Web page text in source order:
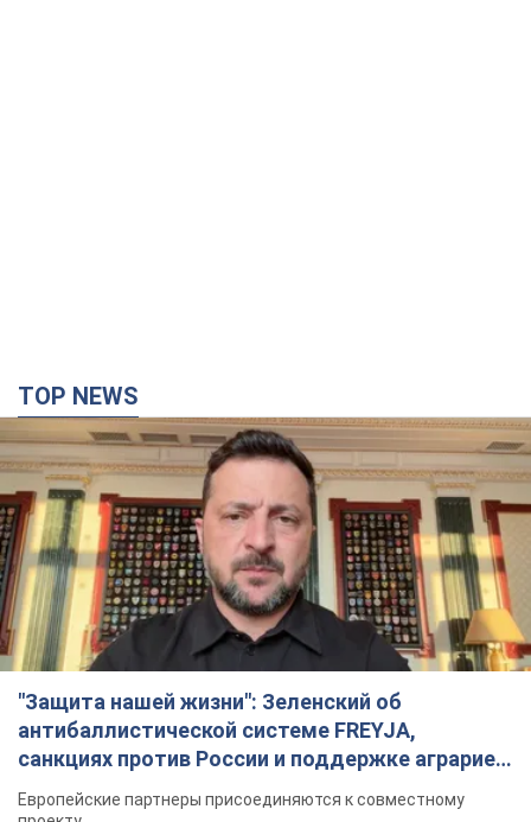
TOP NEWS
"Защита нашей жизни": Зеленский об
антибаллистической системе FREYJA,
санкциях против России и поддержке аграриев.
Видео
Европейские партнеры присоединяются к совместному